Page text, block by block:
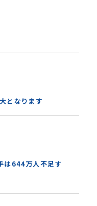
となります
は644万人不足す